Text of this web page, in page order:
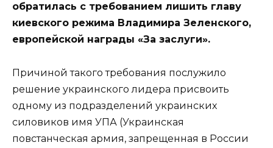
обратилась с требованием лишить главу
киевского режима Владимира Зеленского,
европейской награды «За заслуги».
Причиной такого требования послужило
решение украинского лидера присвоить
одному из подразделений украинских
силовиков имя УПА (Украинская
повстанческая армия, запрещенная в России